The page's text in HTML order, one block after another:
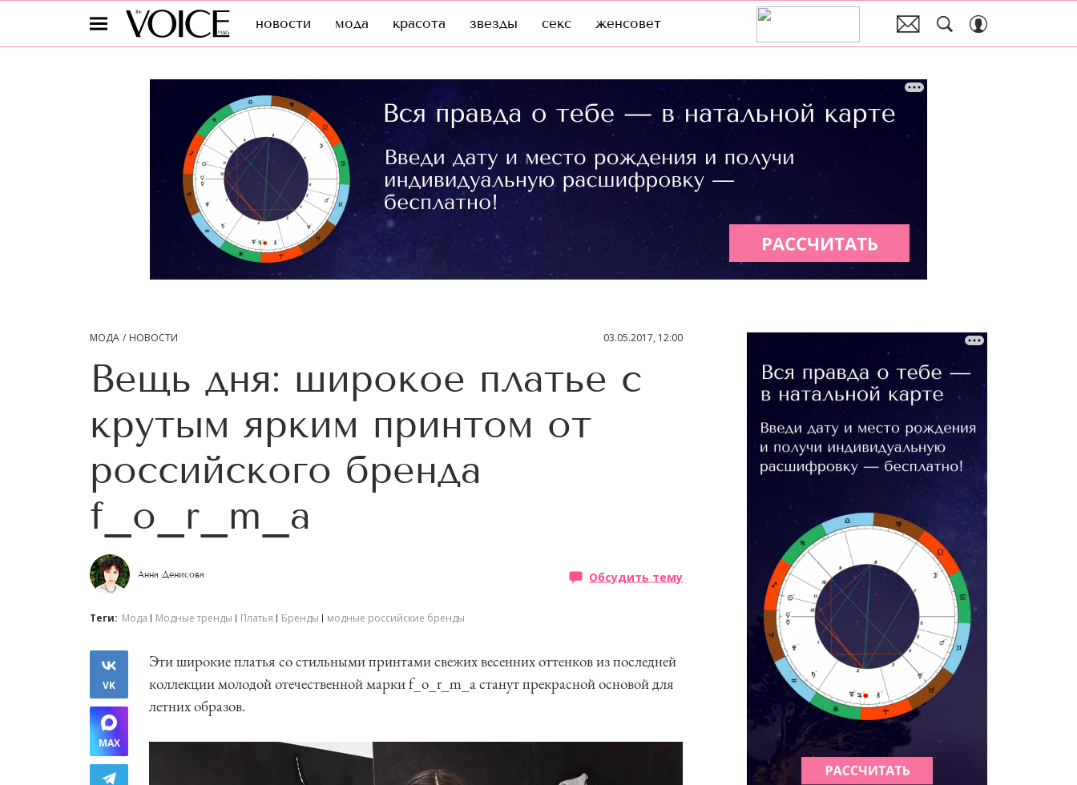
новости мода красота звезды секс женсовет
МОДА НОВОСТИ 03.05.2017, 12:00
Вещь дня: широкое платье с
крутым ярким принтом от
российского бренда
f_o_r_m_a
Анна Денисова Обсудить тему
Теги: Мода Модные тренды Платья Бренды модные российские бренды
VK
MAX
Эти широкие платья со стильными принтами свежих весенних оттенков из последней
коллекции молодой отечественной марки f_o_r_m_a станут прекрасной основой для
летних образов.